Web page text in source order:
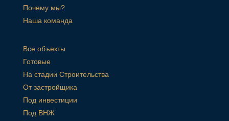
Почему мы?
Наша команда
Все объекты
Готовые
На стадии Строительства
От застройщика
Под инвестиции
Под ВНЖ